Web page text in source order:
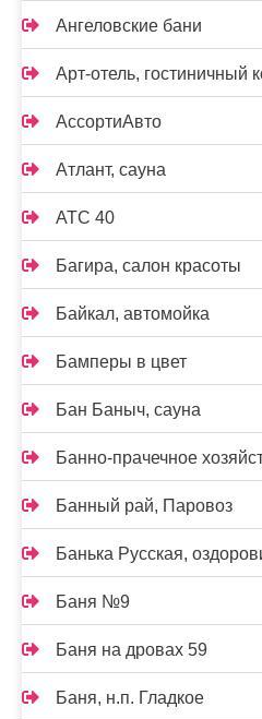
Ангеловские бани
Арт-отель, гостиничный
АссортиАвто
Атлант, сауна
АТС 40
Багира, салон красоты
Байкал, автомойка
Бамперы в цвет
Бан Баныч, сауна
Банно-прачечное
Банный рай, Паровоз
Банька Русская,
Баня №9
Баня на дровах 59
Баня, н.п. Гладкое